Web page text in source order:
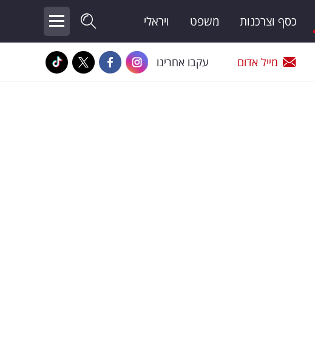
כסף וצרכנות משפט ויראלי
מייל אדום עקבו אחרינו